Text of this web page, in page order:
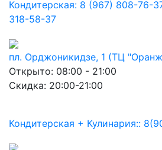
Кондитерская: 8 (967) 808-76-
318-58-37
пл. Орджоникидзе, 1 (ТЦ
Открыто: 08:00 - 21:00
Скидка: 20:00-21:00
Кондитерская + Кулинария::